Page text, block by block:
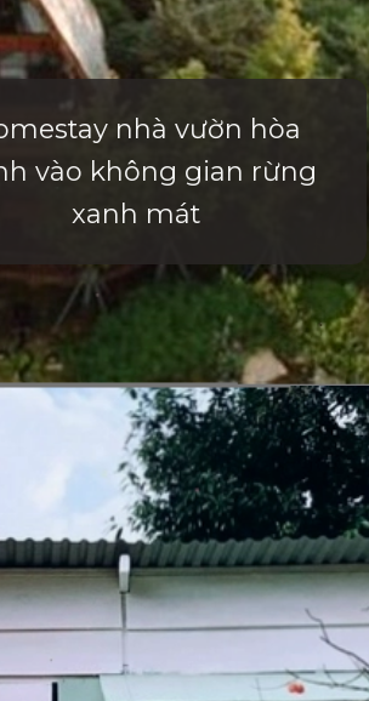
nhà vườn hòa
vào không gian rừng
xanh mát
https://vietnamxua.edu.vn/thiet-ke-homestay-nha-vuon